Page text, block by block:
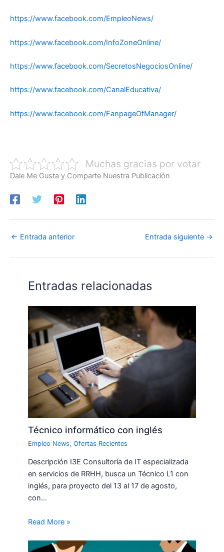
https://www.facebook.com/EmpleoNews/
https://www.facebook.com/InfoZoneOnline/
https://www.facebook.com/SecretosNegociosOnline/
https://www.facebook.com/CanalEducativa/
https://www.facebook.com/FanpageOfManager/
Muchas gracias por votar
Dale Me Gusta y Comparte Nuestra Publicación
← Entrada anterior Entrada siguiente →
Entradas relacionadas
Técnico informático con inglés
Empleo News,Ofertas Recientes
Descripción I3E Consultoría de IT especializada
en servicios de RRHH, busca un Técnico L1 con
inglés, para proyecto del 13 al 17 de agosto,
con…
Read More »